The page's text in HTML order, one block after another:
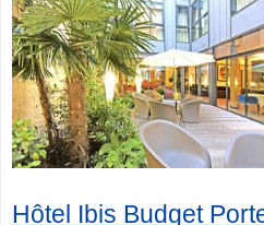
Hôtel Ibis Budget